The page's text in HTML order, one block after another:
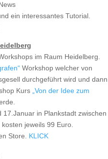
ein interessantes Tutorial.
im Raum Heidelberg.
Workshop welcher von
durchgeführt wird und dann
Kurs „Von der Idee zum
in Plankstadt zwischen
jeweils 99 Euro.
Store. KLICK